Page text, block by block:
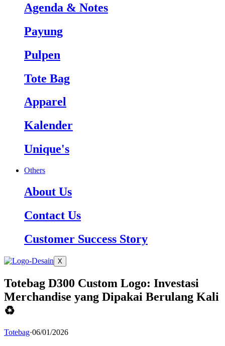
Agenda & Notes
Payung
Pulpen
Tote Bag
Apparel
Kalender
Unique's
Others
About Us
Contact Us
Customer Success Story
X
Totebag D300 Custom Logo: Investasi
Merchandise yang Dipakai Berulang Kali
♻️
Totebag·06/01/2026